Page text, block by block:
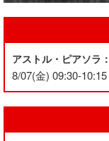
アストル・ピアソラ
8/07(金) 09:30-10:15